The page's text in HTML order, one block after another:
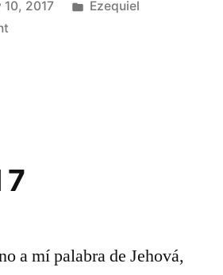
10, 2017
Posted
Ezequiel
on
7
a mí palabra de Jehová,